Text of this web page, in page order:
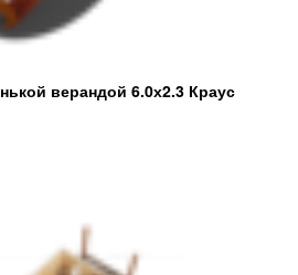
верандой 6.0х2.3 Краус